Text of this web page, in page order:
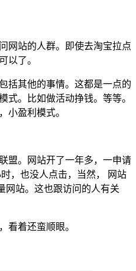
网站的人群。即使去淘宝拉点
以了。
括其他的事情。这都是一点的
式。比如做活动挣钱。等等。
小盈利模式。
盟。网站开了一年多，一申请
，也没人点击，当然， 网站
网站。这也跟访问的人有关
看着还蛮顺眼。